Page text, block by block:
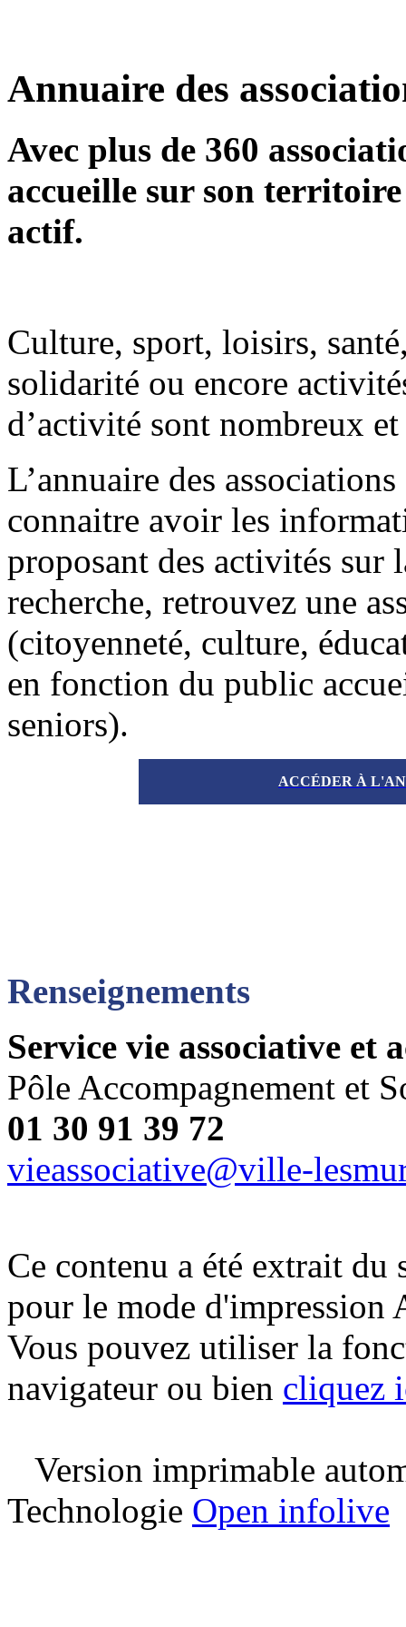
Annuaire des
Avec plus de 360
accueille sur son
actif.
Culture, sport, loisirs,
solidarité ou encore
d’activité sont nombreux
L’annuaire des
connaitre avoir les
proposant des activités sur
recherche, retrouvez une
(citoyenneté, culture,
en fonction du public
seniors).
ACCÉDER À
Renseignements
Service vie associative et
Pôle Accompagnement et
01 30 91 39 72
vieassociative@ville-
Ce contenu a été extrait
pour le mode d'impression
Vous pouvez utiliser la
navigateur ou bien cliquez
Version imprimable
Technologie Open infolive